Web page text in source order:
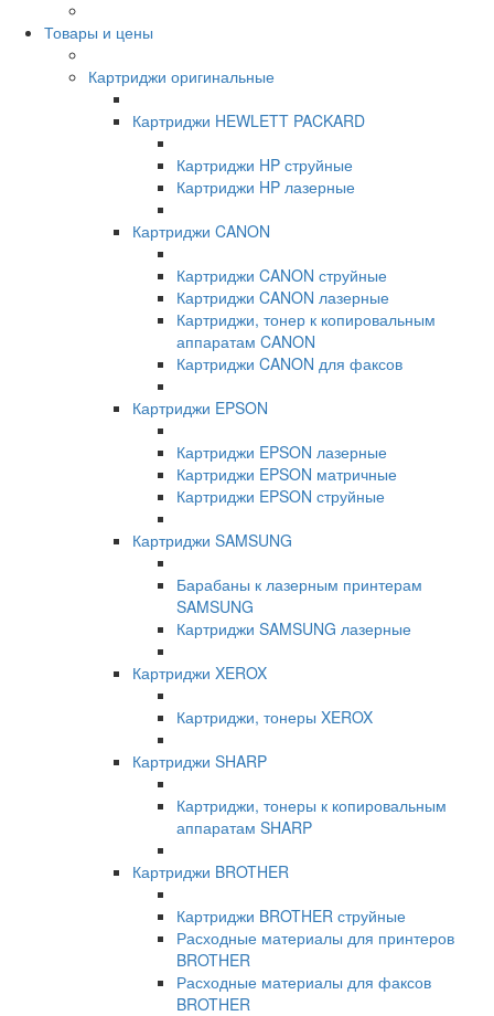
Товары и цены
Картриджи оригинальные
Картриджи HEWLETT PACKARD
Картриджи HP струйные
Картриджи HP лазерные
Картриджи CANON
Картриджи CANON струйные
Картриджи CANON лазерные
Картриджи, тонер к копировальным
аппаратам CANON
Картриджи CANON для факсов
Картриджи EPSON
Картриджи EPSON лазерные
Картриджи EPSON матричные
Картриджи EPSON струйные
Картриджи SAMSUNG
Барабаны к лазерным принтерам
SAMSUNG
Картриджи SAMSUNG лазерные
Картриджи XEROX
Картриджи, тонеры XEROX
Картриджи SHARP
Картриджи, тонеры к копировальным
аппаратам SHARP
Картриджи BROTHER
Картриджи BROTHER струйные
Расходные материалы для принтеров
BROTHER
Расходные материалы для факсов
BROTHER